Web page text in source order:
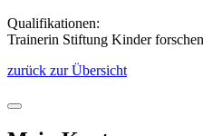
Qualifikationen:
Trainerin Stiftung Kinder forschen
zurück zur Übersicht